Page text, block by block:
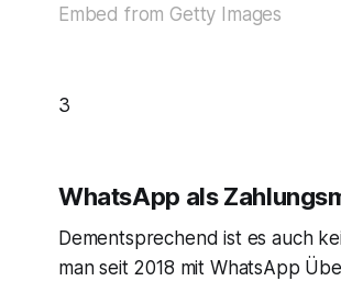
Embed from Getty Images
3
WhatsApp als
Dementsprechend ist es auch
man seit 2018 mit WhatsApp